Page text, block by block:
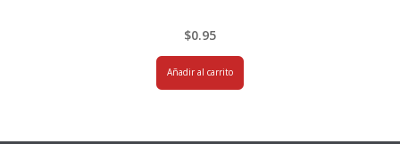
$0.95
Añadir al carrito